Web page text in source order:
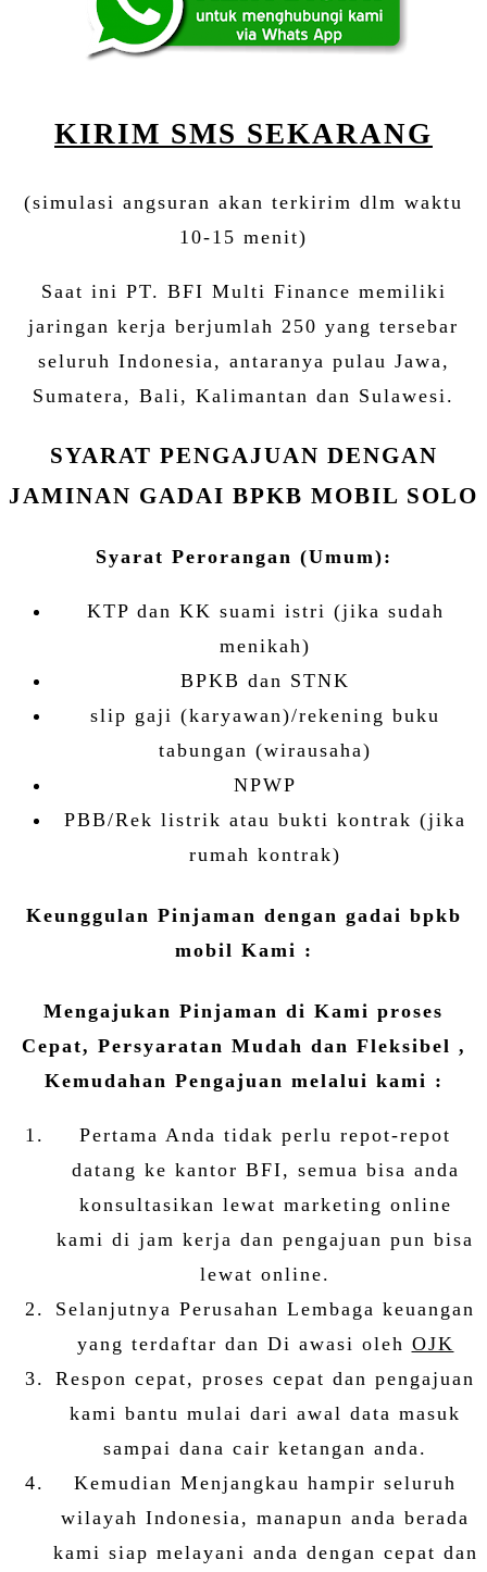
KIRIM SMS SEKARANG
(simulasi angsuran akan terkirim dlm waktu
10-15 menit)
Saat ini PT. BFI Multi Finance memiliki
jaringan kerja berjumlah 250 yang tersebar
seluruh Indonesia, antaranya pulau Jawa,
Sumatera, Bali, Kalimantan dan Sulawesi.
SYARAT PENGAJUAN DENGAN
JAMINAN GADAI BPKB MOBIL SOLO
Syarat Perorangan (Umum):
KTP dan KK suami istri (jika sudah
menikah)
BPKB dan STNK
slip gaji (karyawan)/rekening buku
tabungan (wirausaha)
NPWP
PBB/Rek listrik atau bukti kontrak (jika
rumah kontrak)
Keunggulan Pinjaman dengan gadai bpkb
mobil Kami :
Mengajukan Pinjaman di Kami proses
Cepat, Persyaratan Mudah dan Fleksibel ,
Kemudahan Pengajuan melalui kami :
Pertama Anda tidak perlu repot-repot
datang ke kantor BFI, semua bisa anda
konsultasikan lewat marketing online
kami di jam kerja dan pengajuan pun bisa
lewat online.
Selanjutnya Perusahan Lembaga keuangan
yang terdaftar dan Di awasi oleh OJK
Respon cepat, proses cepat dan pengajuan
kami bantu mulai dari awal data masuk
sampai dana cair ketangan anda.
Kemudian Menjangkau hampir seluruh
wilayah Indonesia, manapun anda berada
kami siap melayani anda dengan cepat dan